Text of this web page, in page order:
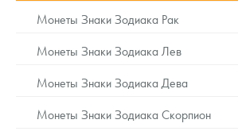
Наборы подарочных и коллекционных монет
Монеты и жетоны из недрагоценных металлов
Монеты Знаки Зодиака Рак
Монеты Знаки Зодиака Лев
Монеты Знаки Зодиака Дева
Монеты Знаки Зодиака Скорпион